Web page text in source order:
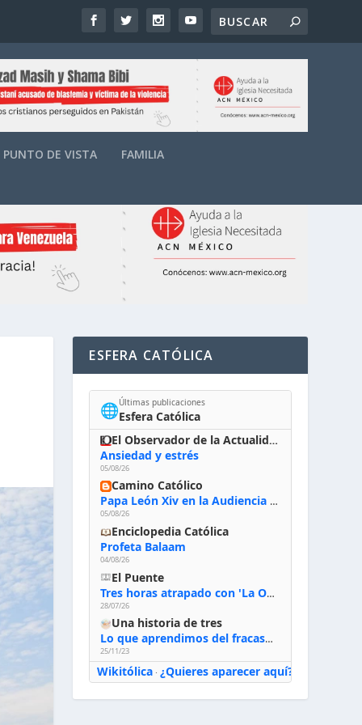
PUNTO DE VISTA FAMILIA
ESFERA CATÓLICA
🌐Últimas publicaciones
Esfera Católica
El Observador de la Actualidad
Ansiedad y estrés
05/08/26
Camino Católico
Papa León Xiv en la Audiencia General, 5-8-2026: «Dios en el primer puesto; la oración, nuestra primera obligación; la liturgia, la primera fuente de la vida divina que se nos comunica, la primera escuela de nuestra vida espiritual»
05/08/26
Enciclopedia Católica
Profeta Balaam
04/08/26
El Puente
Tres horas atrapado con 'La Odisea' de Nolan
28/07/26
Una historia de tres
Lo que aprendimos del fracaso al emprender
25/11/23
Wikitólica· ¿Quieres aparecer aquí?